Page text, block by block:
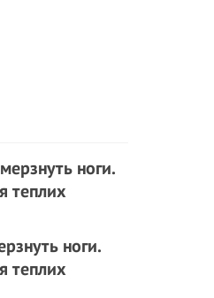
ноги.
теплих